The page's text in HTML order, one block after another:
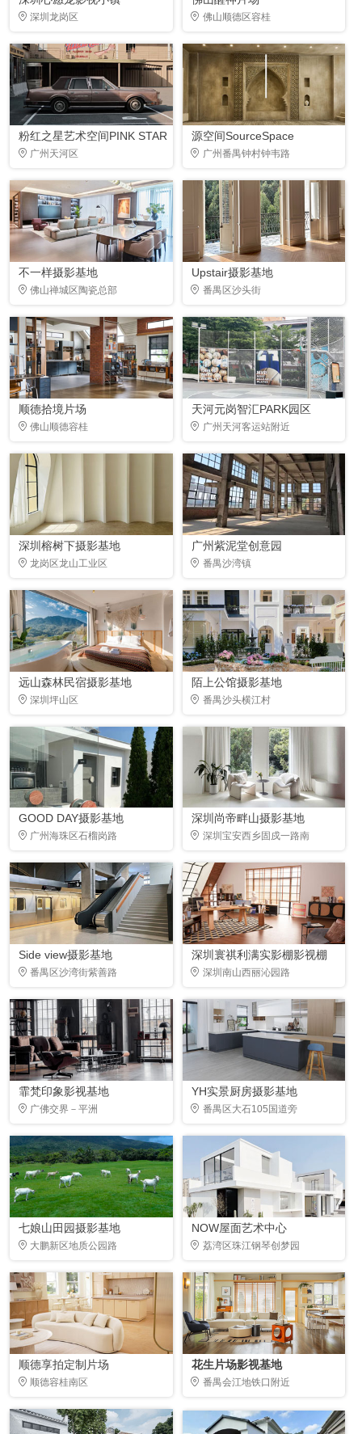
深圳龙岗区 佛山顺德区容桂
粉红之星艺术空间PINK STAR
广州天河区
源空间SourceSpace
广州番禺钟村钟韦路
不一样摄影基地
佛山禅城区陶瓷总部
Upstair摄影基地
番禺区沙头街
顺德拾境片场
佛山顺德容桂
天河元岗智汇PARK园区
广州天河客运站附近
深圳榕树下摄影基地
龙岗区龙山工业区
广州紫泥堂创意园
番禺沙湾镇
远山森林民宿摄影基地
深圳坪山区
陌上公馆摄影基地
番禺沙头横江村
GOOD DAY摄影基地
广州海珠区石榴岗路
深圳尚帝畔山摄影基地
深圳宝安西乡固戍一路南
Side view摄影基地
番禺区沙湾街紫善路
深圳寰祺利满实影棚影视棚
深圳南山西丽沁园路
霏梵印象影视基地
广佛交界－平洲
YH实景厨房摄影基地
番禺区大石105国道旁
七娘山田园摄影基地
大鹏新区地质公园路
NOW屋面艺术中心
荔湾区珠江钢琴创梦园
顺德享拍定制片场
顺德容桂南区
花生片场影视基地
番禺会江地铁口附近